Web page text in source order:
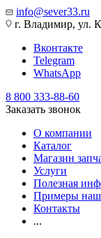
info@sever33.ru
г. Владимир, ул.
Вконтакте
Telegram
WhatsApp
8 800 333-88-60
Заказать звонок
О компании
Каталог
Магазин
Услуги
Полезная
Примеры
Контакты
...